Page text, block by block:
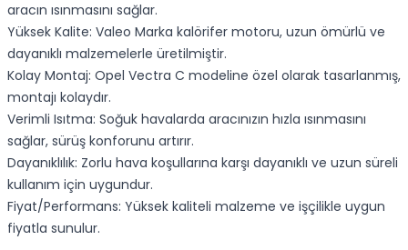
aracın ısınmasını sağlar.
Yüksek Kalite: Valeo Marka kalörifer motoru, uzun ömürlü ve
dayanıklı malzemelerle üretilmiştir.
Kolay Montaj: Opel Vectra C modeline özel olarak tasarlanmış,
montajı kolaydır.
Verimli Isıtma: Soğuk havalarda aracınızın hızla ısınmasını
sağlar, sürüş konforunu artırır.
Dayanıklılık: Zorlu hava koşullarına karşı dayanıklı ve uzun süreli
kullanım için uygundur.
Fiyat/Performans: Yüksek kaliteli malzeme ve işçilikle uygun
fiyatla sunulur.